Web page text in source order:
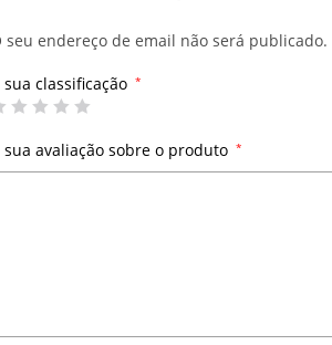
seu endereço de email não será publicado.
sua classificação *
sua avaliação sobre o produto *